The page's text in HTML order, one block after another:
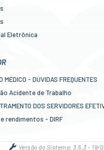
Eletrônica
MÉDICO - DÚVIDAS FREQUENTES
Acidente de Trabalho
DOS SERVIDORES
rendimentos - DIRF
online para o servidor
Versão do Sistema:3.5.3 - 19/